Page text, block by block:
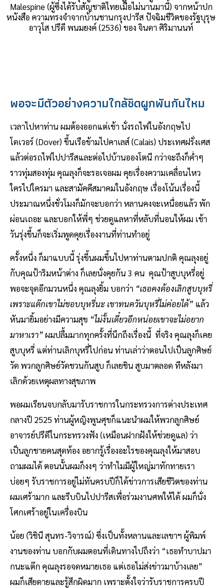
Malespine (ผู้ซึ่งได้รับสัญชาติไทยเมื่อไม่นานมานี้) จากหน้าปก
หนังสือ ความทรงจำจากบ้านชานกรุงปารีส ปัจฉิมชีวิตของรัฐบุรุษ
อาวุโส ปรีดี พนมยงค์ (2536) ของ จินดา ศิริมานนท์
พอจะมีตัวอย่างความใกล้ชิดผูกพันกันไหม
เวลาไปหาท่าน ผมต้องออกแต่เช้า นั่งรถไฟในอังกฤษไป
โดเวอร์ (Dover) ขึ้นเรือข้ามไปคาเลส์ (Calais) ประเทศฝรั่งเศส
แล้วต่อรถไฟไปปารีสและต่อไปบ้านอองโตนี กว่าจะถึงก็ค่ำๆ
ราวทุ่มสองทุ่ม คุณลุงก็จะรอเจอผม คุยเรื่องความเคลื่อนไหว
ใครไปใครมา และสามัคคีสมาคมในอังกฤษ เรื่องโน้นเรื่องนี้
ประมาณหนึ่งชั่วโมงก็มักจะบอกว่า หลานคงจะเหนื่อยแล้ว พัก
ผ่อนเถอะ และบอกให้พี่ๆ ช่วยดูแลหาที่หลับที่นอนให้ผม เช้า
วันรุ่งขึ้นก็จะเริ่มพูดคุยเรื่องงานที่ท่านทำอยู่
ครั้งหนึ่ง ก็มาแบบนี้ รุ่งขึ้นผมขึ้นไปหาท่านตามปกติ คุณลุงอยู่
กับคุณป้าริมหน้าต่าง ก็เลยนั่งคุยกัน 3 คน คุณป้าสูบบุหรี่อยู่
พอจะจุดอีกมวนหนึ่ง คุณลุงยิ้ม บอกว่า “เธอคงต้องเลิกสูบบุหรี่
เพราะแต๊กเขาไม่ชอบบุหรี่นะ เขาทนควันบุหรี่ไม่ค่อยได้” แล้ว
หันมายิ้มอย่างมีความสุข “ไม่งั้นเดี๋ยวอีกหน่อยเขาจะไม่อยาก
มาหาเรา”ผมปลื้มมากทุกครั้งที่นึกถึงเรื่องนี้ ที่จริง คุณลุงก็เคย
สูบบุหรี่ แต่ท่านเลิกบุหรี่ไปก่อน ท่านเล่าว่าตอนไปเป็นลูกศิษย์
วัด พวกลูกศิษย์วัดชวนกันสูบ ก็เลยชิน สูบมาตลอด ทีหลังมา
เลิกด้วยเหตุผลทางสุขภาพ
พอผมเรียนจบกลับมารับราชการในกระทรวงการต่างประเทศ
กลางปี 2525 ท่านผู้หญิงพูนศุขก็แนะนำผมให้พวกลูกศิษย์
อาจารย์ปรีดีในกระทรวงฟัง (เหมือนฝากฝังให้ช่วยดูแล) ว่า
เป็นลูกชายคนสุดท้อง อยากรู้เรื่องอะไรของคุณลุงให้มาสอบ
ถามผมได้ ตอนนั้นผมก็งงๆ ว่าทำไมมีผู้ใหญ่มาทักทายเรา
บ่อยๆ รับราชการอยู่ไม่ทันครบปีก็ได้ข่าวการเสียชีวิตของท่าน
ผมเศร้ามาก และรีบบินไปปารีสเพื่อร่วมงานศพให้ได้ ผมก็นั่ง
โศกเศร้าอยู่ในเครื่องบิน
น้อย (วิชินี สุนทร-วิจารณ์) ซึ่งเป็นทั้งหลานและเลขาฯ ผู้พิมพ์
งานของท่าน บอกกับผมตอนที่เดินทางไปถึงว่า “เธอทำบาปมา
กนะแต๊ก คุณลุงรอจดหมายเธอ แต่เธอไม่ส่งข่าวมาบ้างเลย”
ผมก็เสียดายและรู้สึกผิดมาก เพราะตั้งใจว่ารับราชการครบปี